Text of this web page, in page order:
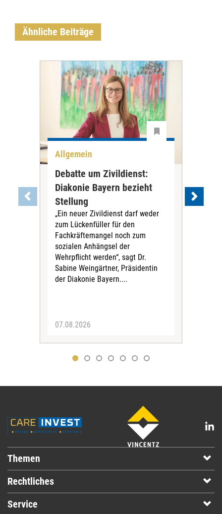
Ähnliche Beiträge
Allgemein
Debatte um Zivildienst:
Diakonie Bayern bezieht
Stellung
„Ein neuer Zivildienst darf weder
zum Lückenfüller für den
Fachkräftemangel noch zum
sozialen Anhängsel der
Wehrpflicht werden“, sagt Dr.
Sabine Weingärtner, Präsidentin
der Diakonie Bayern....
07.08.2026
Themen
Rechtliches
Service